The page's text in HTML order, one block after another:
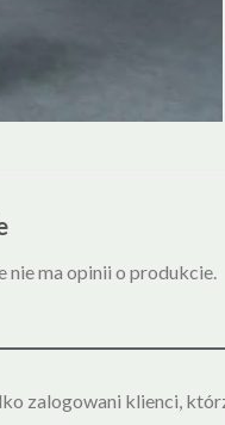
nie ma opinii o produkcie.
zalogowani klienci,